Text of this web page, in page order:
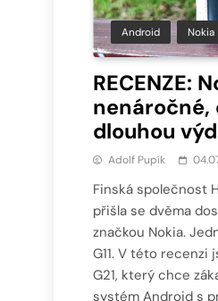
Android Nokia
RECENZE:
nenáročné,
dlouhou
Adolf Pupík
Finská společnost
přišla se dvěma
značkou Nokia.
G11. V této recenzi
G21, který chce
systém Android s